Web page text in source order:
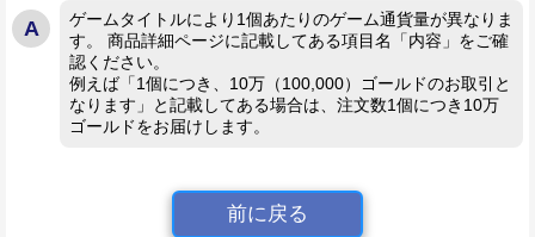
ゲームタイトルにより1個あたりのゲーム通貨量が異なりま
す。 商品詳細ページに記載してある項目名「内容」をご確
認ください。
例えば「1個につき、10万（100,000）ゴールドのお取引と
なります」と記載してある場合は、注文数1個につき10万
ゴールドをお届けします。
前に戻る